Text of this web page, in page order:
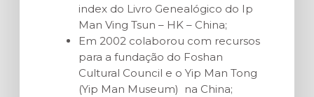
index do Livro Genealógico do Ip
Man Ving Tsun – HK – China;
Em 2002 colaborou com recursos
para a fundação do Foshan
Cultural Council e o Yip Man Tong
(Yip Man Museum) na China;